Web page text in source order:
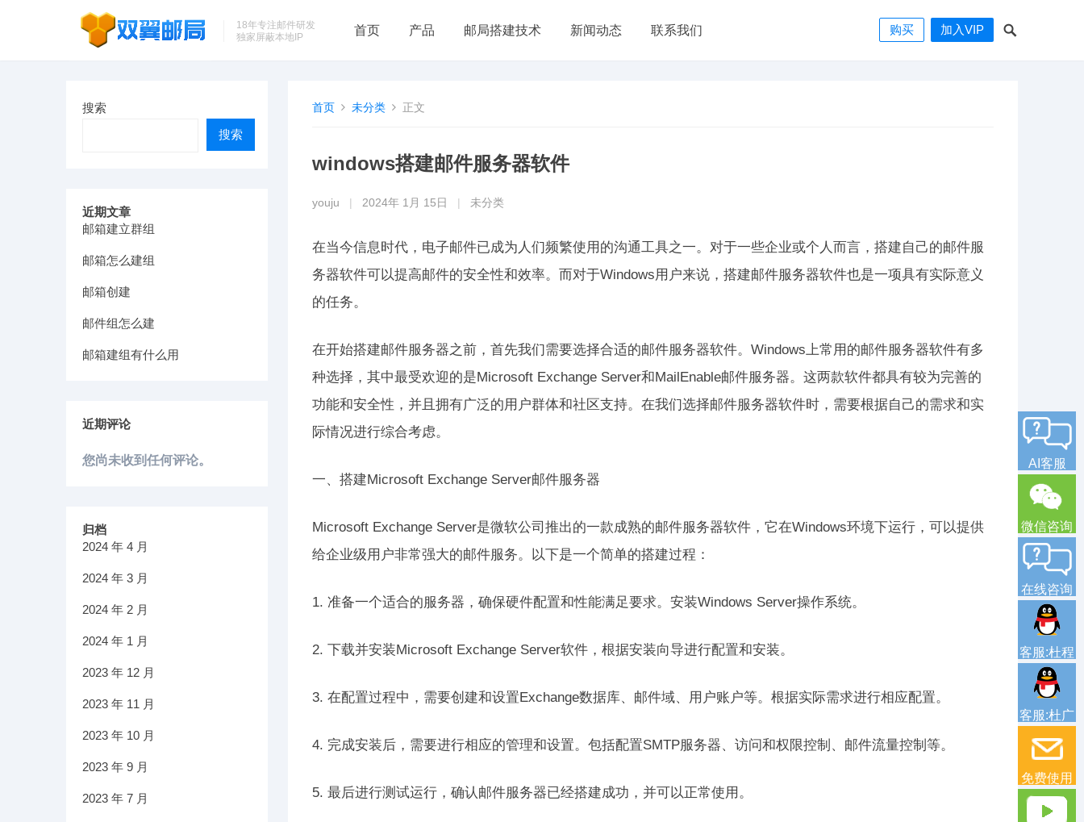
18年专注邮件研发
独家屏蔽本地IP
首页 产品 邮局搭建技术 新闻动态 联系我们 购买 加入VIP
首页 未分类 正文
windows搭建邮件服务器软件
youju 2024年 1月 15日 未分类
在当今信息时代，电子邮件已成为人们频繁使用的沟通工具之一。对于一些企业或个人而言，搭建自己的邮件服
务器软件可以提高邮件的安全性和效率。而对于Windows用户来说，搭建邮件服务器软件也是一项具有实际意义
的任务。
在开始搭建邮件服务器之前，首先我们需要选择合适的邮件服务器软件。Windows上常用的邮件服务器软件有多
种选择，其中最受欢迎的是Microsoft Exchange Server和MailEnable邮件服务器。这两款软件都具有较为完善的
功能和安全性，并且拥有广泛的用户群体和社区支持。在我们选择邮件服务器软件时，需要根据自己的需求和实
际情况进行综合考虑。
一、搭建Microsoft Exchange Server邮件服务器
Microsoft Exchange Server是微软公司推出的一款成熟的邮件服务器软件，它在Windows环境下运行，可以提供
给企业级用户非常强大的邮件服务。以下是一个简单的搭建过程：
1. 准备一个适合的服务器，确保硬件配置和性能满足要求。安装Windows Server操作系统。
2. 下载并安装Microsoft Exchange Server软件，根据安装向导进行配置和安装。
3. 在配置过程中，需要创建和设置Exchange数据库、邮件域、用户账户等。根据实际需求进行相应配置。
4. 完成安装后，需要进行相应的管理和设置。包括配置SMTP服务器、访问和权限控制、邮件流量控制等。
5. 最后进行测试运行，确认邮件服务器已经搭建成功，并可以正常使用。
搜索
搜索
近期文章
邮箱建立群组
邮箱怎么建组
邮箱创建
邮件组怎么建
邮箱建组有什么用
近期评论
您尚未收到任何评论。
归档
2024 年 4 月
2024 年 3 月
2024 年 2 月
2024 年 1 月
2023 年 12 月
2023 年 11 月
2023 年 10 月
2023 年 9 月
2023 年 7 月
AI客服
微信咨询
在线咨询
客服:杜程
客服:杜广
免费使用